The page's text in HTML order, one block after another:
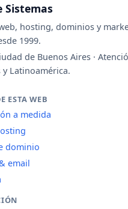
Sistemas
hosting, dominios y
1999.
de Buenos Aires ·
Latinoamérica.
ESTA WEB
a medida
dominio
email